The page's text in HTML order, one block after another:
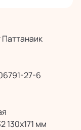
27-6
130x171 мм